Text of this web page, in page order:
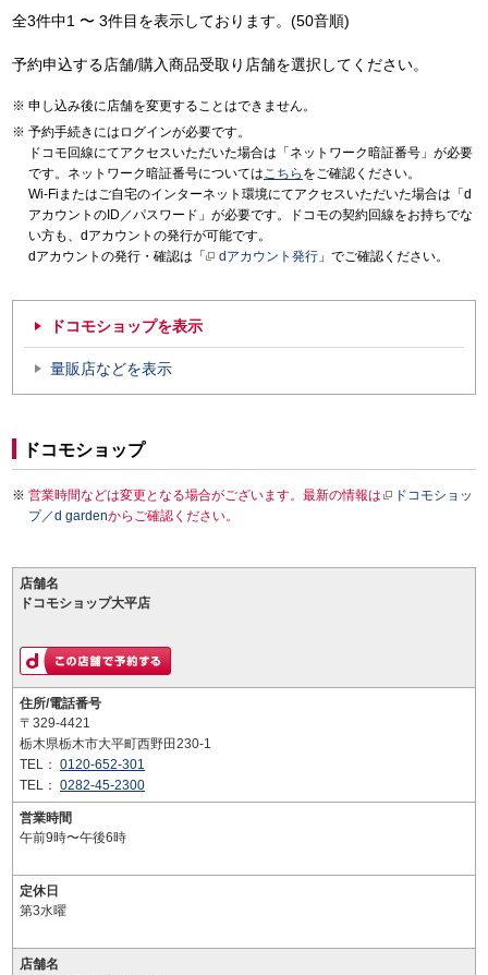
全3件中1 〜 3件目を表示しております。(50音順)
予約申込する店舗/購入商品受取り店舗を選択してください。
申し込み後に店舗を変更することはできません。
予約手続きにはログインが必要です。
ドコモ回線にてアクセスいただいた場合は「ネットワーク暗証番号」が必要
です。ネットワーク暗証番号についてはこちら をご確認ください。
Wi-Fiまたはご自宅のインターネット環境にてアクセスいただいた場合は「d
アカウントのID／パスワード」が必要です。ドコモの契約回線をお持ちでな
い方も、dアカウントの発行が可能です。
dアカウントの発行・確認は「
dアカウント発行 」でご確認ください。
ドコモショップを表示
量販店などを表示
ドコモショップ
営業時間などは変更となる場合がございます。最新の情報は
ドコモショッ
プ／d gardenからご確認ください。
店舗名
ドコモショップ大平店
住所/電話番号
〒329-4421
栃木県栃木市大平町西野田230-1
TEL： 0120-652-301
TEL： 0282-45-2300
営業時間
午前9時〜午後6時
定休日
第3水曜
店舗名